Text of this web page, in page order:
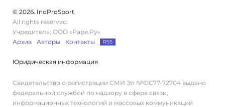
© 2026. InoProSport
All rights reserved.
Учредитель: ООО «Раре.Ру»
Архив
Авторы Контакты RSS
Юридическая информация
Свидетельство о регистрации СМИ Эл №ФС77-72704 выдано
федеральной службой по надзору в сфере связи,
информационных технологий и массовых коммуникаций